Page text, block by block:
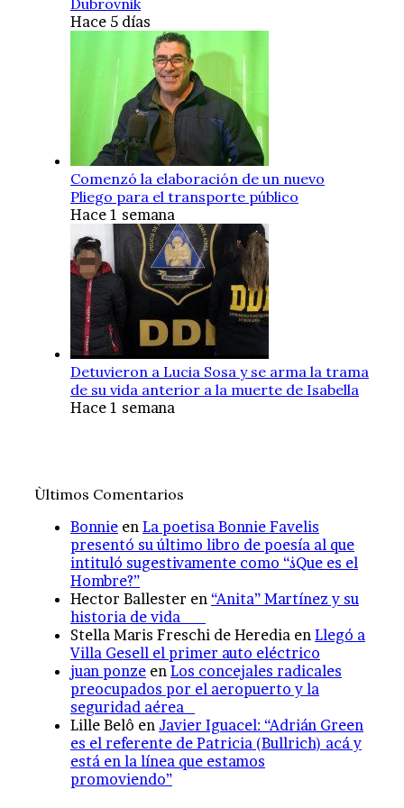
Hace 5 días
Comenzó la elaboración de un nuevo
Pliego para el transporte público
Hace 1 semana
Detuvieron a Lucia Sosa y se arma la trama
de su vida anterior a la muerte de Isabella
Hace 1 semana
Ùltimos Comentarios
Bonnie en La poetisa Bonnie Favelis
presentó su último libro de poesía al que
intituló sugestivamente como “¿Que es el
Hombre?”
Hector Ballester en “Anita” Martínez y su
historia de vida
Stella Maris Freschi de Heredia en Llegó a
Villa Gesell el primer auto eléctrico
juan ponze en Los concejales radicales
preocupados por el aeropuerto y la
seguridad aérea
Lille Belô en Javier Iguacel: “Adrián Green
es el referente de Patricia (Bullrich) acá y
está en la línea que estamos
promoviendo”